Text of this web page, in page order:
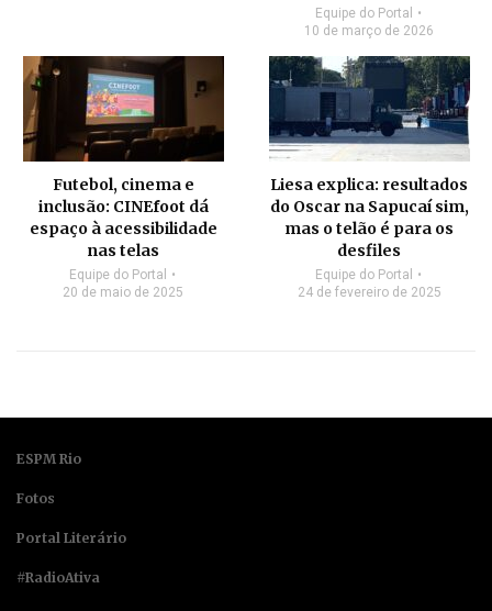
Equipe do Portal
10 de março de 2026
Futebol, cinema e
inclusão: CINEfoot dá
espaço à acessibilidade
nas telas
Equipe do Portal
20 de maio de 2025
Liesa explica: resultados
do Oscar na Sapucaí sim,
mas o telão é para os
desfiles
Equipe do Portal
24 de fevereiro de 2025
ESPM Rio
Fotos
Portal Literário
#RadioAtiva